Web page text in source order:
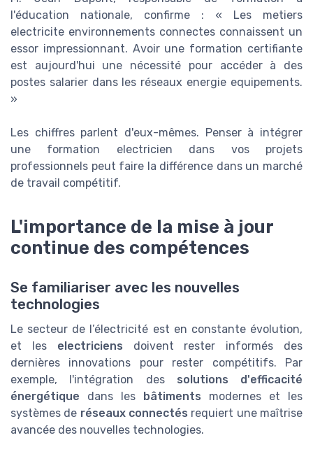
l'éducation nationale, confirme : « Les metiers
electricite environnements connectes connaissent un
essor impressionnant. Avoir une formation certifiante
est aujourd'hui une nécessité pour accéder à des
postes salarier dans les réseaux energie equipements.
»
Les chiffres parlent d'eux-mêmes. Penser à intégrer
une formation electricien dans vos projets
professionnels peut faire la différence dans un marché
de travail compétitif.
L'importance de la mise à jour
continue des compétences
Se familiariser avec les nouvelles
technologies
Le secteur de l’électricité est en constante évolution,
et les electriciens doivent rester informés des
dernières innovations pour rester compétitifs. Par
exemple, l'intégration des solutions d'efficacité
énergétique dans les bâtiments modernes et les
systèmes de réseaux connectés requiert une maîtrise
avancée des nouvelles technologies.